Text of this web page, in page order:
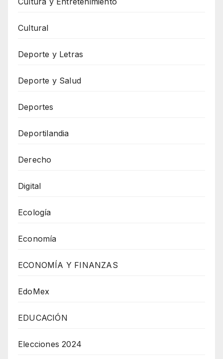
Cultural
Deporte y Letras
Deporte y Salud
Deportes
Deportilandia
Derecho
Digital
Ecología
Economía
ECONOMÍA Y FINANZAS
EdoMex
EDUCACIÓN
Elecciones 2024